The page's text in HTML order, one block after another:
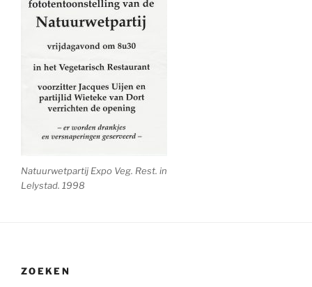
Natuurwetpartij Expo Veg. Rest. in
Lelystad. 1998
ZOEKEN